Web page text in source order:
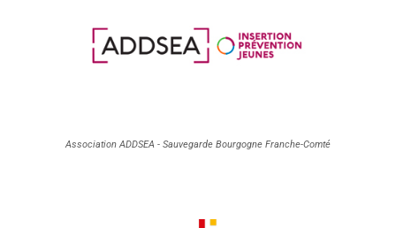
Association ADDSEA - Sauvegarde Bourgogne Franche-Comté